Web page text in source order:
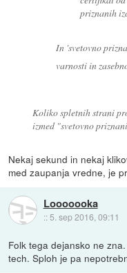
priznanih
In 'svetovno
varnosti in
Koliko spletnih strani
izmed "svetovno
Nekaj sekund in nekaj
med zaupanja vredne, je
Looooooka
:: 5. sep 2016, 09:11
Folk tega dejansko ne
tech. Sploh je pa